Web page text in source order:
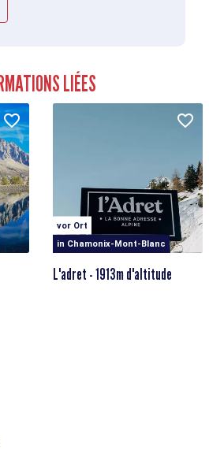
LIÉES
vor Ort
in Chamonix-Mont-Blanc
L'adret - 1913m d'altitude